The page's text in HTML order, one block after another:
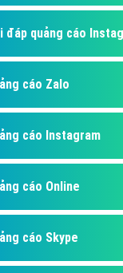
mềm
cáo TVC
cáo Skype
& Hosting
Marketing
cáo Youtube
đáp quảng cáo
cáo Zalo
cáo Instagram
cáo Online
cáo Skype